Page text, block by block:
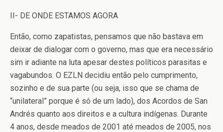
II- DE ONDE ESTAMOS AGORA
Então, como zapatistas, pensamos que não bastava em
deixar de dialogar com o governo, mas que era necessário
sim ir adiante na luta apesar destes políticos parasitas e
vagabundos. O EZLN decidiu então pelo cumprimento,
sozinho e de sua parte (ou seja, isso que se chama de
“unilateral” porque é só de um lado), dos Acordos de San
Andrés quanto aos direitos e a cultura indígenas. Durante
4 anos, desde meados de 2001 até meados de 2005, nos